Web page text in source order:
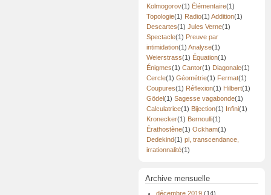
Kolmogorov(1) Élémentaire(1)
Topologie(1) Radio(1) Addition(1)
Descartes(1) Jules Verne(1)
Spectacle(1) Preuve par
intimidation(1) Analyse(1)
Weierstrass(1) Équation(1)
Énigmes(1) Cantor(1) Diagonale(1)
Cercle(1) Géométrie(1) Fermat(1)
Coupures(1) Réflexion(1) Hilbert(1)
Gödel(1) Sagesse vagabonde(1)
Calculatrice(1) Bijection(1) Infini(1)
Kronecker(1) Bernoulli(1)
Érathostène(1) Ockham(1)
Dedekind(1) pi, transcendance,
irrationnalité(1)
Archive mensuelle
décembre 2019 (14)